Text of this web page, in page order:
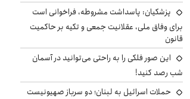
پزشکیان: پاسداشت مشروطه، فراخوانی است
برای وفاق ملی، عقلانیت جمعی و تکیه بر حاکمیت
قانون
این صور فلکی را به راحتی می‌توانید در آسمان
شب رصد کنید!
حملات اسرائیل به لبنان؛ دو سرباز صهیونیست